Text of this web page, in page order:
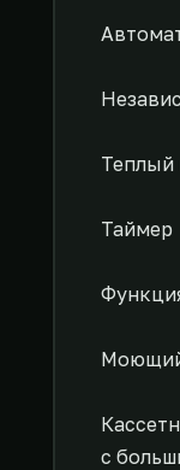
Теплый
Таймер
с